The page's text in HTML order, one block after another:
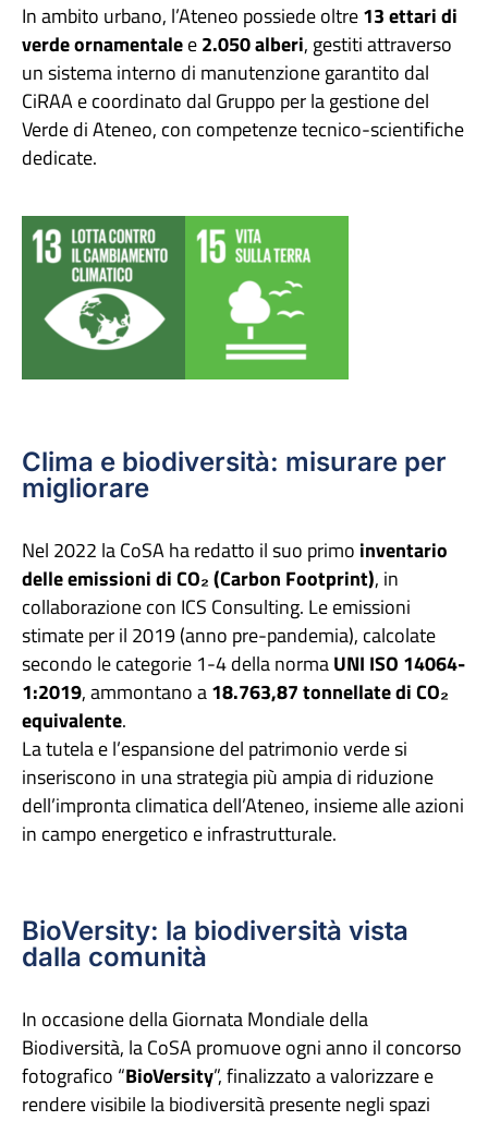
In ambito urbano, l’Ateneo possiede oltre13 ettari di
verde ornamentalee2.050 alberi, gestiti attraverso
un sistema interno di manutenzione garantito dal
CiRAA e coordinato dal Gruppo per la gestione del
Verde di Ateneo, con competenze tecnico-scientifiche
dedicate.
Clima e biodiversità: misurare per
migliorare
Nel 2022 la CoSA ha redatto il suo primo inventario
delle emissioni di CO₂ (Carbon Footprint), in
collaborazione con ICS Consulting. Le emissioni
stimate per il 2019 (anno pre-pandemia), calcolate
secondo le categorie 1-4 della normaUNI ISO 14064-
1:2019, ammontano a18.763,87 tonnellate di CO₂
equivalente.
La tutela e l’espansione del patrimonio verde si
inseriscono in una strategia più ampia di riduzione
dell’impronta climatica dell’Ateneo, insieme alle azioni
in campo energetico e infrastrutturale.
BioVersity: la biodiversità vista
dalla comunità
In occasione della Giornata Mondiale della
Biodiversità, la CoSA promuove ogni anno il concorso
fotografico “BioVersity”, finalizzato a valorizzare e
rendere visibile la biodiversità presente negli spazi